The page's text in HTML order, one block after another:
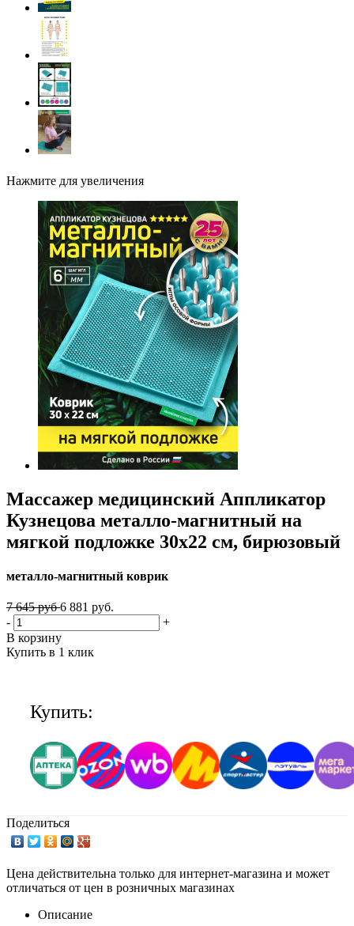
Нажмите для увеличения
Массажер медицинский Аппликатор
Кузнецова металло-магнитный на
мягкой подложке 30х22 см, бирюзовый
металло-магнитный коврик
7 645 руб6 881 руб.
-
+
В корзину
Купить в 1 клик
Купить:
Поделиться
Цена действительна только для интернет-магазина и может
отличаться от цен в розничных магазинах
Описание